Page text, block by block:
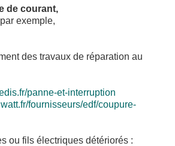
de courant,
exemple,
des travaux de réparation au
panne-et-interruption
fournisseurs/edf/coupure-
ou fils électriques détériorés :